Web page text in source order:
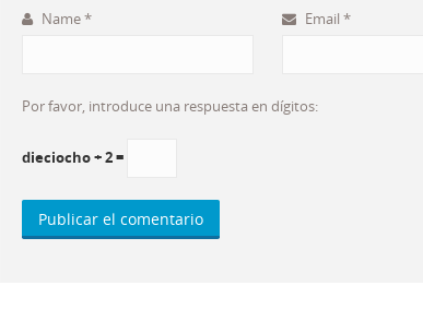
Name* Email *
Por favor, introduce una respuesta en dígitos:
dieciocho + 2 =